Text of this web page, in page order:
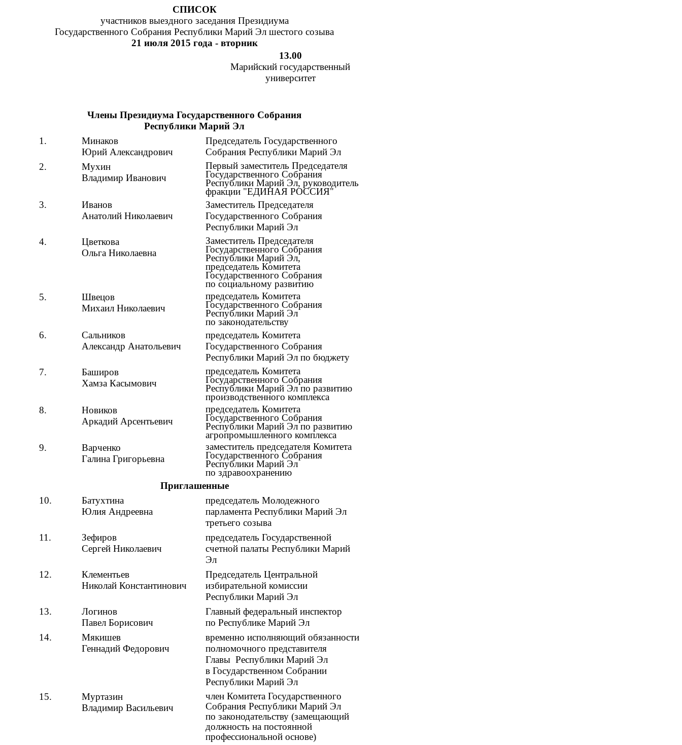
СПИСОК
участников выездного заседания Президиума
Государственного Собрания Республики Марий Эл шестого созыва
21 июля 2015 года - вторник
13.00
Марийский государственный
университет
Члены Президиума Государственного Собрания
Республики Марий Эл
1.
Минаков
Юрий Александрович
Председатель Государственного
Собрания Республики Марий Эл
2.
Мухин
Владимир Иванович
Первый заместитель Председателя
Государственного Собрания
Республики Марий Эл, руководитель
фракции "ЕДИНАЯ РОССИЯ"
3.
Иванов
Анатолий Николаевич
Заместитель Председателя
Государственного Собрания
Республики Марий Эл
4.
Цветкова
Ольга Николаевна
Заместитель Председателя
Государственного Собрания
Республики Марий Эл,
председатель Комитета
Государственного Собрания
по социальному развитию
5.
Швецов
Михаил Николаевич
председатель Комитета
Государственного Собрания
Республики Марий Эл
по законодательству
6.
Сальников
Александр Анатольевич
председатель Комитета
Государственного Собрания
Республики Марий Эл по бюджету
7.
Баширов
Хамза Касымович
председатель Комитета
Государственного Собрания
Республики Марий Эл по развитию
производственного комплекса
8.
Новиков
Аркадий Арсентьевич
председатель Комитета
Государственного Собрания
Республики Марий Эл по развитию
агропромышленного комплекса
9.
Варченко
Галина Григорьевна
заместитель председателя Комитета
Государственного Собрания
Республики Марий Эл
по здравоохранению
Приглашенные
10.
Батухтина
Юлия Андреевна
председатель Молодежного
парламента Республики Марий Эл
третьего созыва
11.
Зефиров
Сергей Николаевич
председатель Государственной
счетной палаты Республики Марий
Эл
12.
Клементьев
Николай Константинович
Председатель Центральной
избирательной комиссии
Республики Марий Эл
13.
Логинов
Павел Борисович
Главный федеральный инспектор
по Республике Марий Эл
14.
Мякишев
Геннадий Федорович
временно исполняющий обязанности
полномочного представителя
Главы Республики Марий Эл
в Государственном Собрании
Республики Марий Эл
15.
Муртазин
Владимир Васильевич
член Комитета Государственного
Собрания Республики Марий Эл
по законодательству (замещающий
должность на постоянной
профессиональной основе)